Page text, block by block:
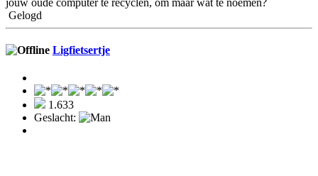
Gelogd
Ligfietsertje
1.633
Geslacht: